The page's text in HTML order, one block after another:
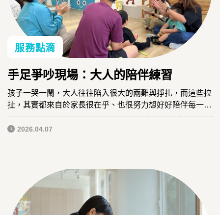
服務點滴
手足爭吵現場：大人的陪伴練習
孩子一哭一鬧，大人往往陷入很大的兩難與掙扎，而這些拉
扯，其實都來自於家長很在乎、也很努力想好好陪伴每一個
孩子，卻常常不知道可以怎麼做......
2026.04.07